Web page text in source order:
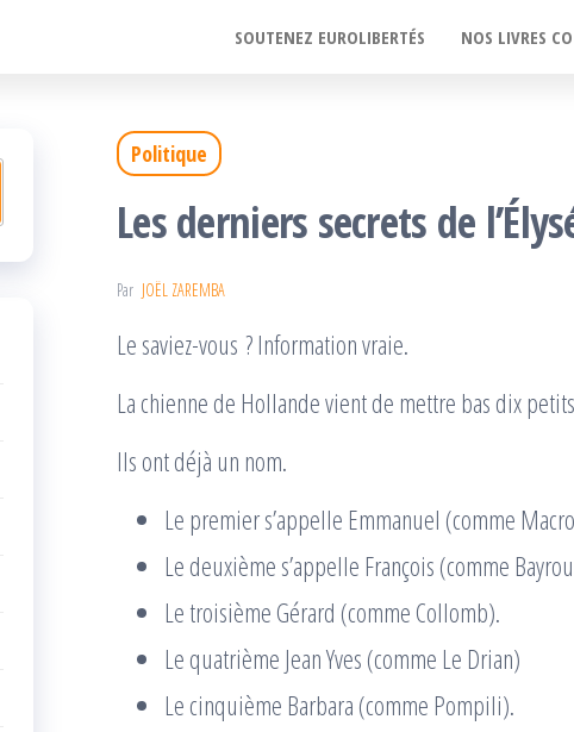
SOUTENEZ EUROLIBERTÉS NOS LIVRES
Politique
Les derniers secrets de
Par JOËL ZAREMBA
Le saviez-vous ? Information vraie.
La chienne de Hollande vient de mettre bas dix
Ils ont déjà un nom.
Le premier s’appelle Emmanuel (comme
Le deuxième s’appelle François (comme
Le troisième Gérard (comme Collomb).
Le quatrième Jean Yves (comme Le Drian)
Le cinquième Barbara (comme Pompili).